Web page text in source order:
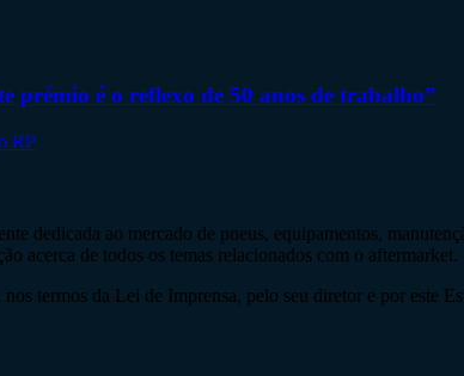
é o reflexo de 50 anos de trabalho”
RP
dedicada ao mercado de pneus, equipamentos,
acerca de todos os temas relacionados com o aftermarket.
termos da Lei de Imprensa, pelo seu diretor e por este